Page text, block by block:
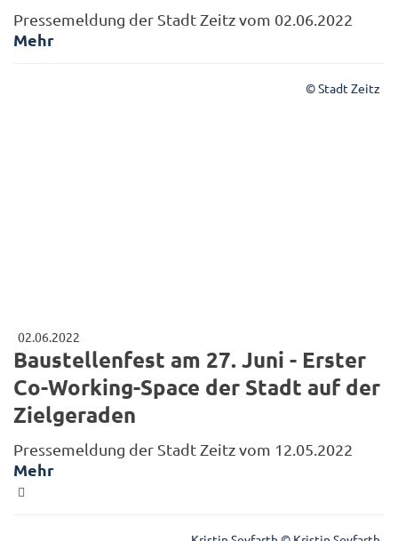
Pressemeldung der Stadt Zeitz vom 02.06.2022
Mehr
© Stadt Zeitz
02.06.2022
Baustellenfest am 27. Juni - Erster
Co-Working-Space der Stadt auf der
Zielgeraden
Pressemeldung der Stadt Zeitz vom 12.05.2022
Mehr